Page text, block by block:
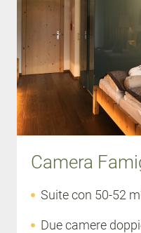
Camera
Suite con 50-52
Due camere